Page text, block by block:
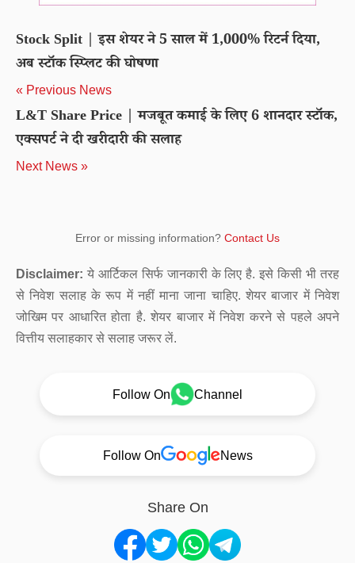
Stock Split | इस शेयर ने 5 साल में 1,000% रिटर्न दिया,
अब स्टॉक स्प्लिट की घोषणा
« Previous News
L&T Share Price | मजबूत कमाई के लिए 6 शानदार स्टॉक,
एक्सपर्ट ने दी खरीदारी की सलाह
Next News »
Error or missing information? Contact Us
Disclaimer: ये आर्टिकल सिर्फ जानकारी के लिए है. इसे किसी भी तरह
से निवेश सलाह के रूप में नहीं माना जाना चाहिए. शेयर बाजार में निवेश
जोखिम पर आधारित होता है. शेयर बाजार में निवेश करने से पहले अपने
वित्तीय सलाहकार से सलाह जरूर लें.
Follow On Channel
Follow On News
Share On